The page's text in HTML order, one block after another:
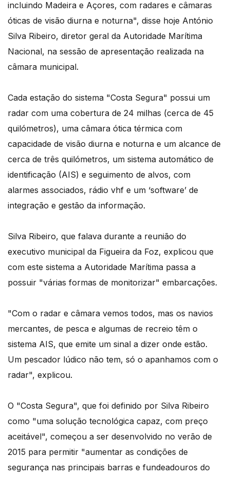
incluindo Madeira e Açores, com radares e câmaras
óticas de visão diurna e noturna", disse hoje António
Silva Ribeiro, diretor geral da Autoridade Marítima
Nacional, na sessão de apresentação realizada na
câmara municipal.
Cada estação do sistema "Costa Segura" possui um
radar com uma cobertura de 24 milhas (cerca de 45
quilómetros), uma câmara ótica térmica com
capacidade de visão diurna e noturna e um alcance de
cerca de três quilómetros, um sistema automático de
identificação (AIS) e seguimento de alvos, com
alarmes associados, rádio vhf e um ‘software’ de
integração e gestão da informação.
Silva Ribeiro, que falava durante a reunião do
executivo municipal da Figueira da Foz, explicou que
com este sistema a Autoridade Marítima passa a
possuir "várias formas de monitorizar" embarcações.
"Com o radar e câmara vemos todos, mas os navios
mercantes, de pesca e algumas de recreio têm o
sistema AIS, que emite um sinal a dizer onde estão.
Um pescador lúdico não tem, só o apanhamos com o
radar", explicou.
O "Costa Segura", que foi definido por Silva Ribeiro
como "uma solução tecnológica capaz, com preço
aceitável", começou a ser desenvolvido no verão de
2015 para permitir "aumentar as condições de
segurança nas principais barras e fundeadouros do